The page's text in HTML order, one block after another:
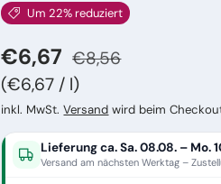
Um 22% reduziert
Verkaufspreis
€6,67 Normaler Preis
€8,56
Grundpreis
€6,67 / l
inkl. MwSt.Versand wird beim
Lieferung ca.Sa. 08.08. – Mo.
Versand am nächsten Werktag –